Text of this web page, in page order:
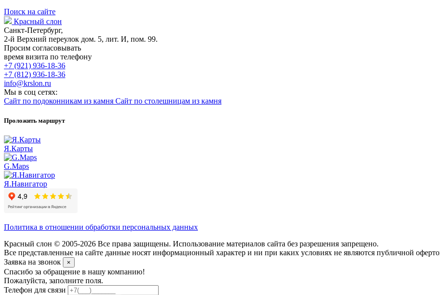
Поиск на сайте
Красный слон
Санкт-Петербург,
2-й Верхний переулок дом. 5, лит. И, пом. 99.
Просим согласовывать
время визита по телефону
+7 (921) 936-18-36
+7 (812) 936-18-36
info@krslon.ru
Мы в соц сетях:
Сайт по подоконникам из камня Сайт по столешницам из камня
Проложить маршрут
Я.Карты
G.Maps
Я.Навигатор
Политика в отношении обработки персональных данных
Красный слон © 2005-2026 Все права защищены. Использование материалов сайта без разрешения запрещено.
Все представленные на сайте данные носят информационный характер и ни при каких условиях не являются публичной
Заявка на звонок
×
Спасибо за обращение в нашу компанию!
Пожалуйста, заполните поля.
Телефон для связи